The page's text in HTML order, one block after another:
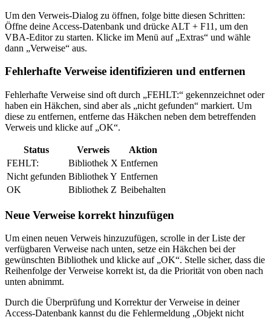
Um den Verweis-Dialog zu öffnen, folge bitte diesen Schritten:
Öffne deine Access-Datenbank und drücke ALT + F11, um den
VBA-Editor zu starten. Klicke im Menü auf „Extras“ und wähle
dann „Verweise“ aus.
Fehlerhafte Verweise identifizieren und entfernen
Fehlerhafte Verweise sind oft durch „FEHLT:“ gekennzeichnet oder
haben ein Häkchen, sind aber als „nicht gefunden“ markiert. Um
diese zu entfernen, entferne das Häkchen neben dem betreffenden
Verweis und klicke auf „OK“.
Status Verweis
Aktion
FEHLT:
Bibliothek X Entfernen
Nicht gefunden Bibliothek Y Entfernen
OK
Bibliothek Z Beibehalten
Neue Verweise korrekt hinzufügen
Um einen neuen Verweis hinzuzufügen, scrolle in der Liste der
verfügbaren Verweise nach unten, setze ein Häkchen bei der
gewünschten Bibliothek und klicke auf „OK“. Stelle sicher, dass die
Reihenfolge der Verweise korrekt ist, da die Priorität von oben nach
unten abnimmt.
Durch die Überprüfung und Korrektur der Verweise in deiner
Access-Datenbank kannst du die Fehlermeldung „Objekt nicht